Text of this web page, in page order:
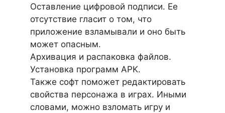
Оставление цифровой подписи. Ее
отсутствие гласит о том, что
приложение взламывали и оно быть
может опасным.
Архивация и распаковка файлов.
Установка программ APK.
Также софт поможет редактировать
свойства персонажа в играх. Иными
словами, можно взломать игру и